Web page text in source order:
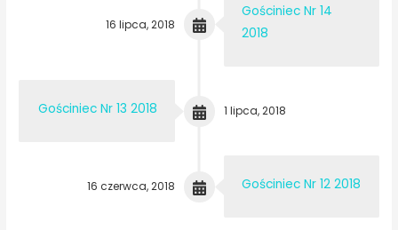
Gościniec Nr 14
2018
16 lipca, 2018
Gościniec Nr 13 2018 1 lipca, 2018
Gościniec Nr 12 2018
16 czerwca, 2018